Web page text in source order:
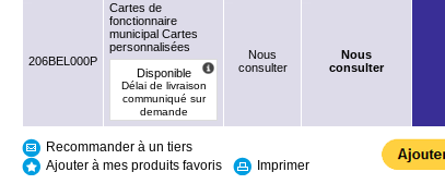
206BEL000P
Cartes de
fonctionnaire
municipal Cartes
personnalisées
Disponible
Délai de livraison
communiqué sur
demande
Nous
consulter
Nous
consulter
Recommander à un tiers
Ajouter à mes produits favoris
Imprimer